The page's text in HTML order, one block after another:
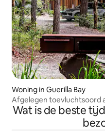
Woning in Guerilla Bay
Afgelegen toevluchtsoord
afstand van het strand.
Wat is de beste